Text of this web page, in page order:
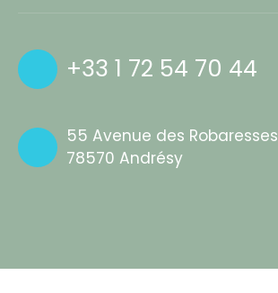
+33 1 72 54 70 44
55 Avenue des Robaresses
78570 Andrésy